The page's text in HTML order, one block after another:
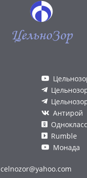
ЦельноЗор
Антирой
Rumble
Монада
celnozor@yahoo.com